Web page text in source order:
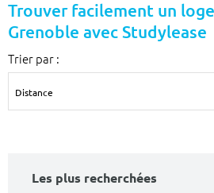
Budget min
€
m²
Trouver facilement un
Grenoble avec Studylease
Trier par :
Les plus recherchées